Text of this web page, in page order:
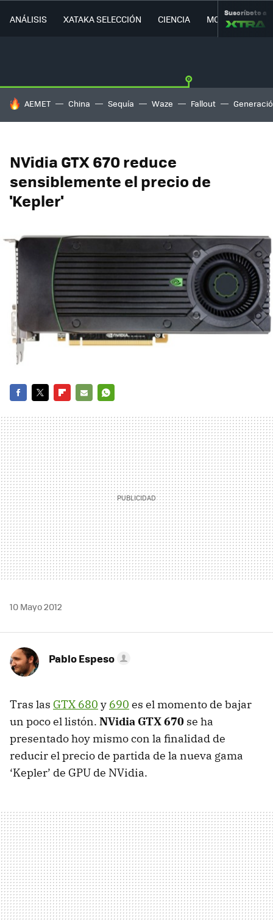
ANÁLISIS XATAKA SELECCIÓN CIENCIA MOVILIDAD
Suscríbete a
HOY SE HABLA DE
AEMET China Sequía Waze Fallout
NVidia GTX 670 reduce
sensiblemente el precio de
'Kepler'
MAIL
10 Mayo 2012
Pablo Espeso
Tras las GTX 680 y 690 es el momento de bajar
un poco el listón. NVidia GTX670 se ha
presentado hoy mismo con la finalidad de
reducir el precio de partida de la nueva gama
‘Kepler’ de GPU de NVidia.